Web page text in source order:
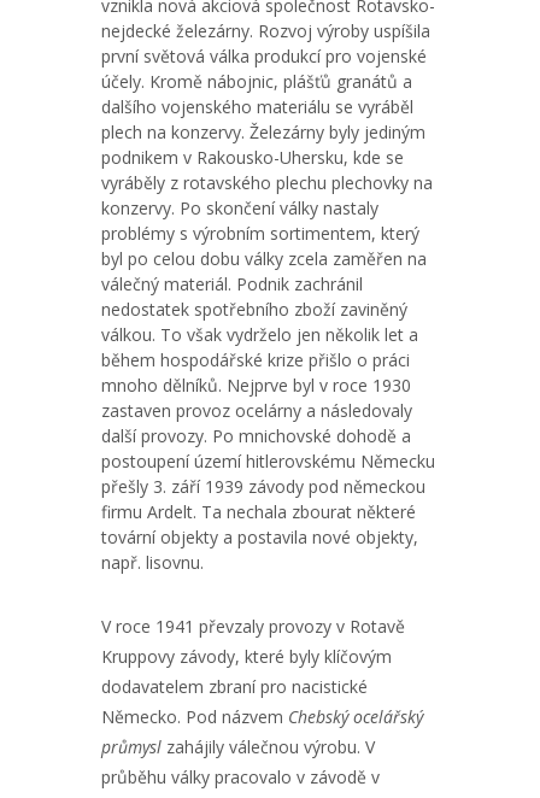
vznikla nová akciová společnost Rotavsko-
nejdecké železárny. Rozvoj výroby uspíšila
první světová válka produkcí pro vojenské
účely. Kromě nábojnic, plášťů granátů a
dalšího vojenského materiálu se vyráběl
plech na konzervy. Železárny byly jediným
podnikem v Rakousko-Uhersku, kde se
vyráběly z rotavského plechu plechovky na
konzervy. Po skončení války nastaly
problémy s výrobním sortimentem, který
byl po celou dobu války zcela zaměřen na
válečný materiál. Podnik zachránil
nedostatek spotřebního zboží zaviněný
válkou. To však vydrželo jen několik let a
během hospodářské krize přišlo o práci
mnoho dělníků. Nejprve byl v roce 1930
zastaven provoz ocelárny a následovaly
další provozy. Po mnichovské dohodě a
postoupení území hitlerovskému Německu
přešly 3. září 1939 závody pod německou
firmu Ardelt. Ta nechala zbourat některé
tovární objekty a postavila nové objekty,
např. lisovnu.
V roce 1941 převzaly provozy v Rotavě
Kruppovy závody, které byly klíčovým
dodavatelem zbraní pro nacistické
Německo. Pod názvem Chebský ocelářský
průmysl zahájily válečnou výrobu. V
průběhu války pracovalo v závodě v